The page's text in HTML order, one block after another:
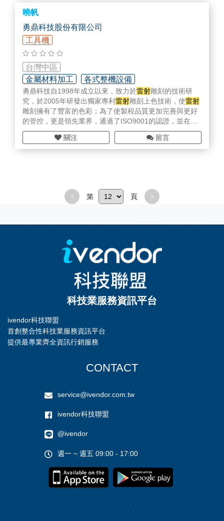
於各種金屬、塑膠、壓克力、木材、玻璃等多種材質進行
雷射加工，並可搭配各種不同表面處理方式，達到各種不
同效果。
依據二十多年累積的加工經驗，於2017年創立勇騰科技，
銷售各式雷射
射方式及工作檯，並分享我們的加工經驗，讓客戶可以無
痛接軌，快速上手，提供給各產業不同的客戶需求。
曉帆
勇鼎科技股份有限公司
工具機
台灣中區
金屬材料加工
各式整機設備
勇鼎科技自1998年成立以來，致力於雷射雕刻的技術研
究，於2005年研發出獨家專利 雷射雕刻上色技術，使雷射
雕刻擁有了豐富的色彩；為了使製程品質更加完善與更好
的管控，更是領先業界，通過了ISO9001的認證，並在廠
內落實執行生產履歷制度，嚴格控管每一位客戶的產品。
我們現有二十台各式雷射設備，多種不同波長之雷射，可
依據二十多年累積的加工經驗，於2017年創立勇騰科技，
關注 留言
第 頁
科技業服務資訊平台
ivendor科技聯盟
首創整合性科技業服務資訊平台
提供最專業齊全資訊行銷服務
CONTACT
service@ivendor.com.tw
ivendor科技聯盟
@ivendor
週一 ~ 週五 09:00 - 17:00